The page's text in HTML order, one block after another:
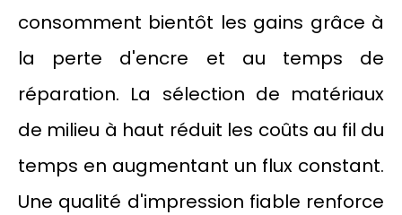
consomment bientôt les gains grâce à
la perte d'encre et au temps de
réparation. La sélection de matériaux
de milieu à haut réduit les coûts au fil du
temps en augmentant un flux constant.
Une qualité d'impression fiable renforce